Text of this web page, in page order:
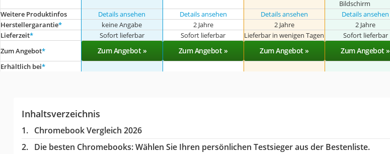
Bildschirm
Weitere Produktinfos
Details ansehen Details ansehen Details ansehen Details ansehen
Herstellergarantie* keine Angabe 2 Jahre 2 Jahre 2 Jahre
Lieferzeit* Sofort lieferbar Sofort lieferbar Lieferbar in wenigen Tagen Sofort lieferbar
Zum Angebot* Zum Angebot » Zum Angebot » Zum Angebot » Zum Angebot »
Erhältlich bei*
Inhaltsverzeichnis
Chromebook Vergleich 2026
Die besten Chromebooks:Wählen Sie Ihren persönlichen Testsieger aus der Bestenliste.